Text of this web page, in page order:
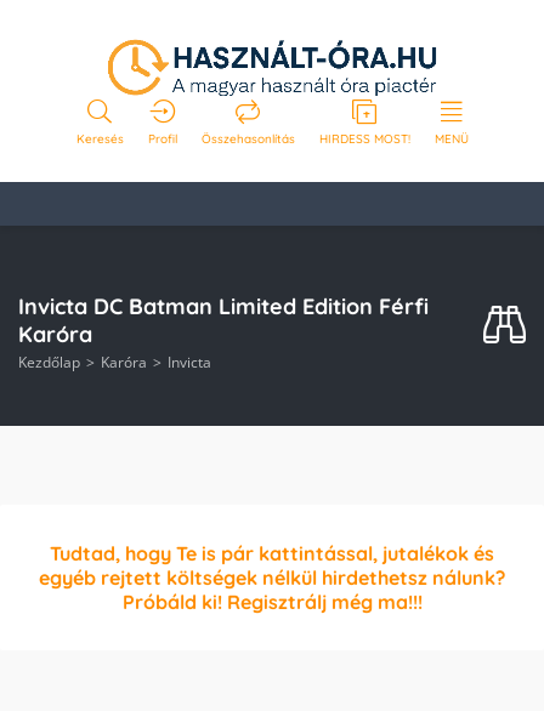
Keresés Profil Összehasonlítás HIRDESS MOST! MENÜ
Invicta DC Batman Limited Edition Férfi
Karóra
Kezdőlap Karóra Invicta
Tudtad, hogy Te is pár kattintással, jutalékok és
egyéb rejtett költségek nélkül hirdethetsz nálunk?
Próbáld ki! Regisztrálj még ma!!!